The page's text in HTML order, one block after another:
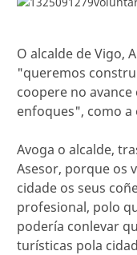
O alcalde de Vigo,
"queremos
coopere no
enfoques", como a
Avoga o alcalde,
Asesor, porque os
cidade os seus
profesional, polo
podería conlevar
turísticas pola